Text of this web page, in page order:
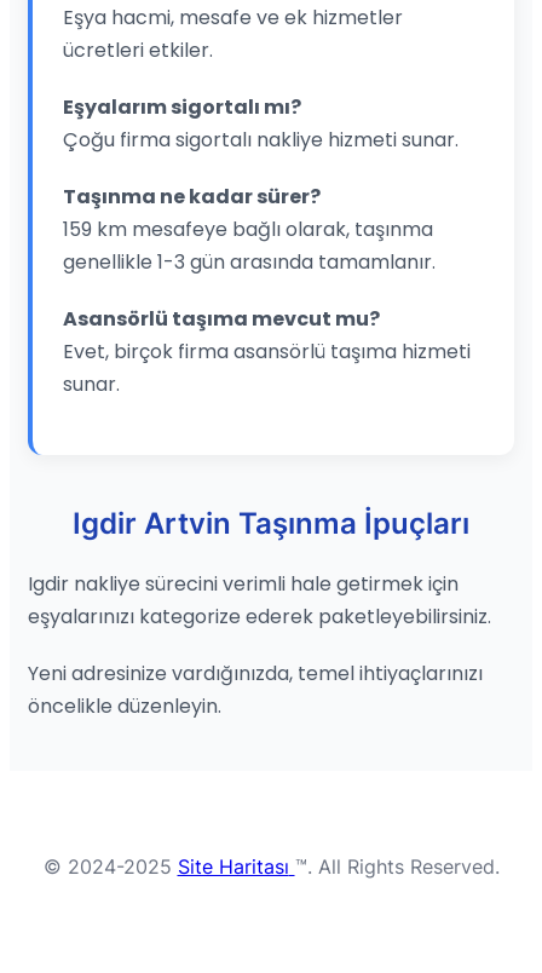
Eşya hacmi, mesafe ve ek hizmetler
ücretleri etkiler.
Eşyalarım sigortalı mı?
Çoğu firma sigortalı nakliye hizmeti sunar.
Taşınma ne kadar sürer?
159 km mesafeye bağlı olarak, taşınma
genellikle 1-3 gün arasında tamamlanır.
Asansörlü taşıma mevcut mu?
Evet, birçok firma asansörlü taşıma hizmeti
sunar.
Igdir Artvin Taşınma İpuçları
Igdir nakliye sürecini verimli hale getirmek için
eşyalarınızı kategorize ederek paketleyebilirsiniz.
Yeni adresinize vardığınızda, temel ihtiyaçlarınızı
öncelikle düzenleyin.
© 2024-2025 Site Haritası ™. All Rights Reserved.